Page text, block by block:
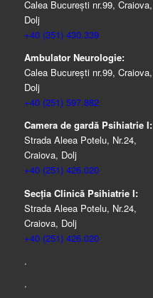
Calea București nr.99, Craiova,
Dolj
+40 (351) 430.339
Ambulator Neurologie:
Calea București nr.99, Craiova,
Dolj
+40 (251) 597.882
Camera de gardă Psihiatrie I:
Strada Aleea Potelu, Nr.24,
Craiova, Dolj
+40 (251) 426.020
Secția Clinică Psihiatrie I:
Strada Aleea Potelu, Nr.24,
Craiova, Dolj
+40 (251) 426.020
.
.